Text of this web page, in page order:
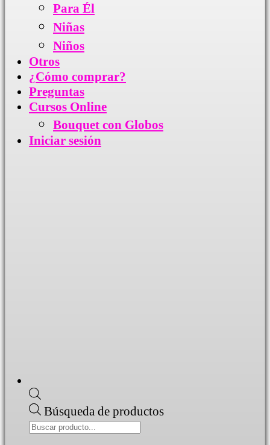
Para Él
Niñas
Niños
Otros
¿Cómo comprar?
Preguntas
Cursos Online
Bouquet con Globos
Iniciar sesión
Búsqueda de productos